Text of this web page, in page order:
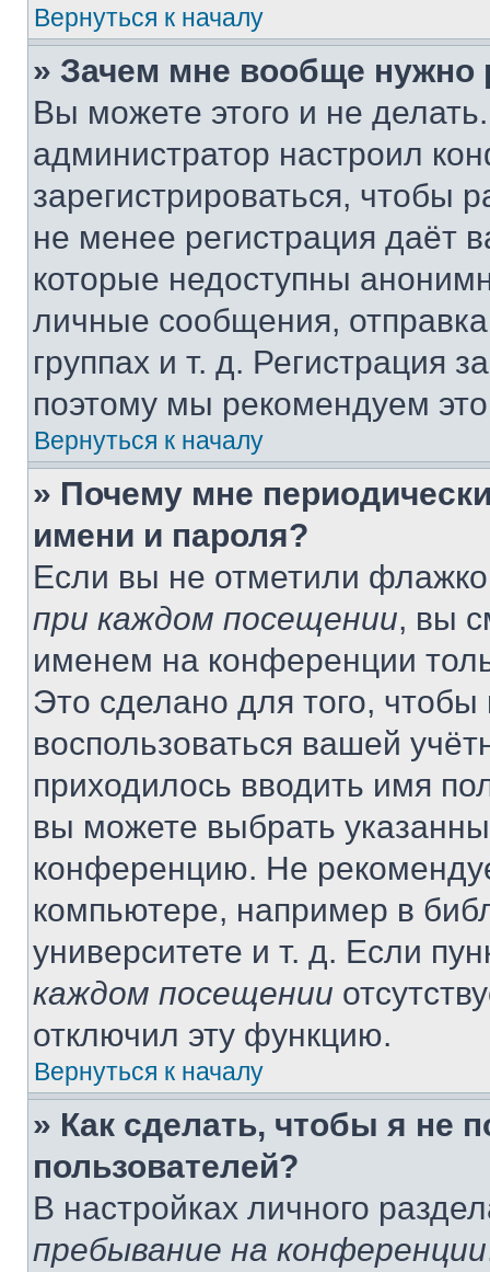
Вернуться к началу
» Зачем мне вообще нужно
Вы можете этого и не
администратор настроил
зарегистрироваться, чтобы
не менее регистрация даёт
которые недоступны
личные сообщения,
группах и т. д. Регистрация
поэтому мы рекомендуем
Вернуться к началу
» Почему мне
имени и пароля?
Если вы не отметили
при каждом посещении, вы
именем на конференции
Это сделано для того, чтобы
воспользоваться вашей
приходилось вводить имя
вы можете выбрать
конференцию. Не
компьютере, например в
университете и т. д. Если
каждом посещении
отключил эту функцию.
Вернуться к началу
» Как сделать, чтобы я не
пользователей?
В настройках личного
пребывание на конференции